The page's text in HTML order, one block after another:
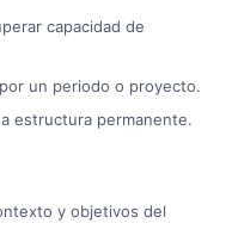
capacidad de
un periodo o proyecto.
estructura permanente.
y objetivos del